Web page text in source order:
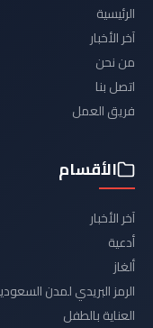
الرئيسية
آخر الأخبار
من نحن
اتصل بنا
فريق العمل
الأقسام
آخر الأخبار
أدعية
ألغاز
الرمز البريدي لمدن
العناية بالطفل